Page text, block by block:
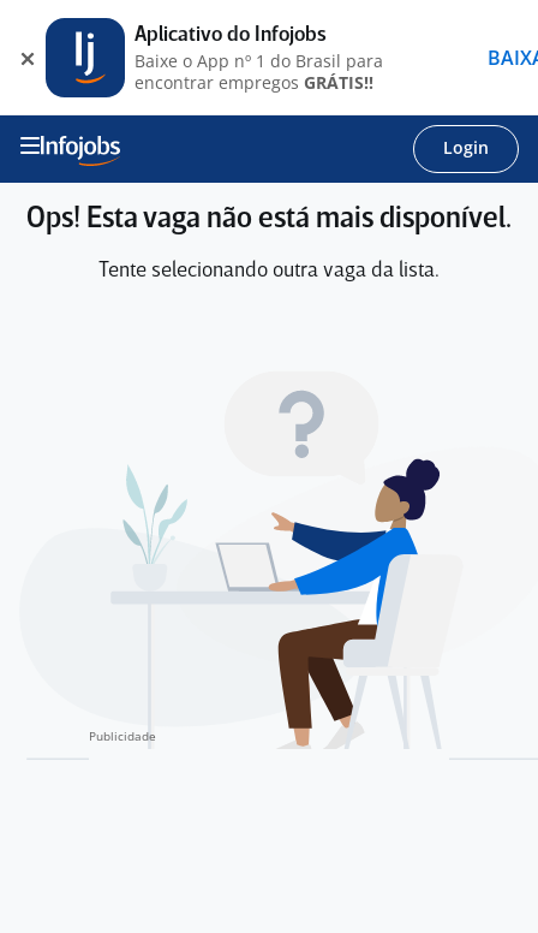
Login
Ops! Esta vaga não está mais disponível.
Tente selecionando outra vaga da lista.
Aplicativo do Infojobs
Baixe o App nº 1 do Brasil para
encontrar empregos GRÁTIS!!